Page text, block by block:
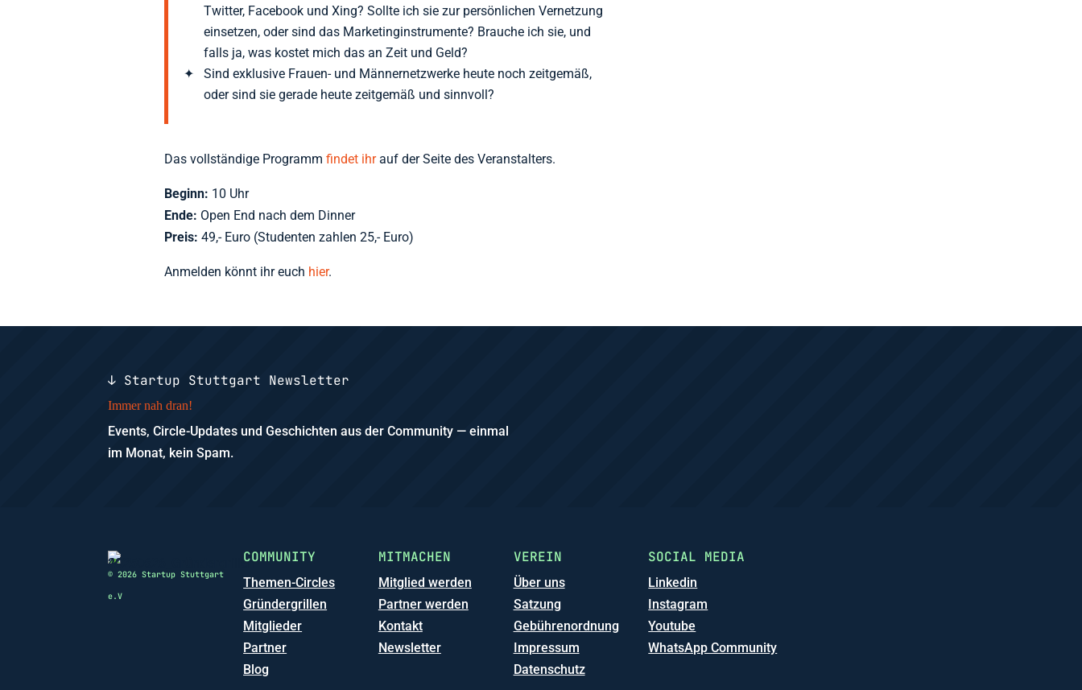
Twitter, Facebook und Xing? Sollte ich sie zur persönlichen Vernetzung
einsetzen, oder sind das Marketinginstrumente? Brauche ich sie, und
falls ja, was kostet mich das an Zeit und Geld?
Sind exklusive Frauen- und Männernetzwerke heute noch zeitgemäß,
oder sind sie gerade heute zeitgemäß und sinnvoll?
Das vollständige Programmfindet ihrauf der Seite des Veranstalters.
Beginn: 10 Uhr
Ende: Open End nach dem Dinner
Preis: 49,- Euro (Studenten zahlen 25,- Euro)
Anmelden könnt ihr euch hier.
↓ Startup Stuttgart Newsletter
Immer nah dran!
Events, Circle-Updates und Geschichten aus der Community — einmal
im Monat, kein Spam.
© 2026 Startup Stuttgart
e.V
COMMUNITY
Themen-Circles
Gründergrillen
Mitglieder
Partner
Blog
MITMACHEN
Mitglied werden
Partner werden
Kontakt
Newsletter
VEREIN
Über uns
Satzung
Gebührenordnung
Impressum
Datenschutz
SOCIAL MEDIA
Linkedin
Instagram
Youtube
WhatsApp Community